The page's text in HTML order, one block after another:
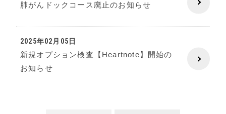
肺がんドックコース廃⽌のお知らせ
2025年02月05日
新規オプション検査【Heartnote】開始の
お知らせ